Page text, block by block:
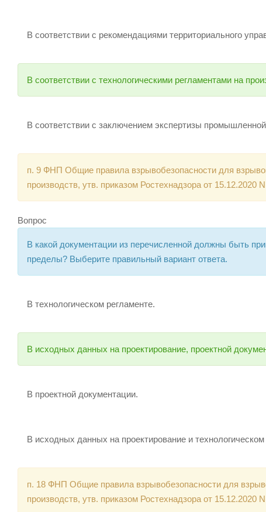
В соответствии с рекомендациями территориального
В соответствии с технологическими регламентами на
В соответствии с заключением экспертизы
п. 9 ФНП Общие правила взрывобезопасности для
производств, утв. приказом Ростехнадзора от 15.12.2020
Вопрос
В какой документации из перечисленной должны быть
пределы? Выберите правильный вариант ответа.
В технологическом регламенте.
В исходных данных на проектирование, проектной
В проектной документации.
В исходных данных на проектирование и технологическом
п. 18 ФНП Общие правила взрывобезопасности для
производств, утв. приказом Ростехнадзора от 15.12.2020